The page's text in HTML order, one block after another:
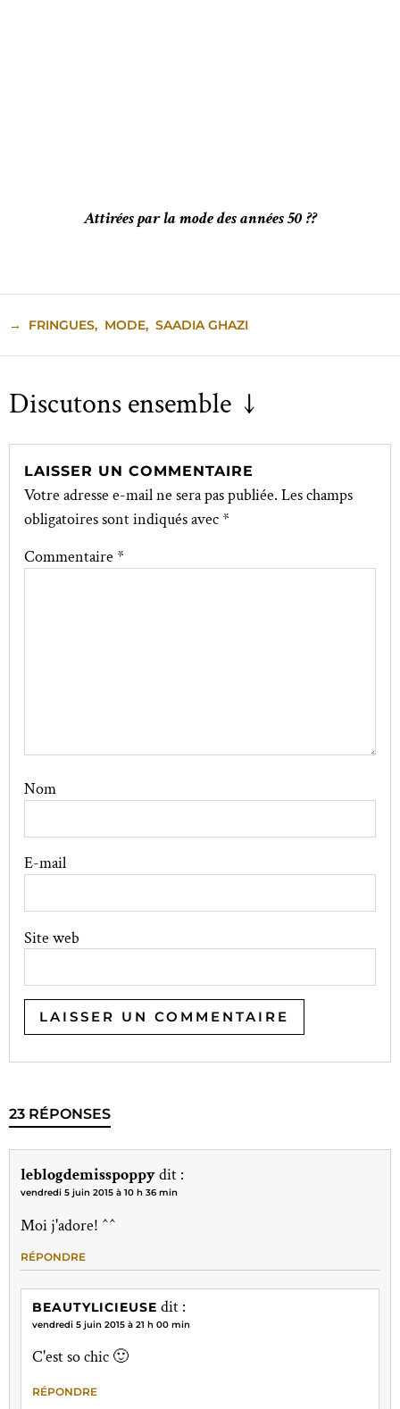
Attirées par la mode des années 50 ??
→ FRINGUES, MODE, SAADIA GHAZI
Discutons ensemble ↓
LAISSER UN COMMENTAIRE
Votre adresse e-mail ne sera pas publiée. Les champs
obligatoires sont indiqués avec*
Commentaire *
Nom
E-mail
Site web
23 RÉPONSES
leblogdemisspoppydit :
vendredi 5 juin 2015 à 10 h 36 min
Moi j'adore! ^^
RÉPONDRE
BEAUTYLICIEUSE dit :
vendredi 5 juin 2015 à 21 h 00 min
C'est so chic 🙂
RÉPONDRE